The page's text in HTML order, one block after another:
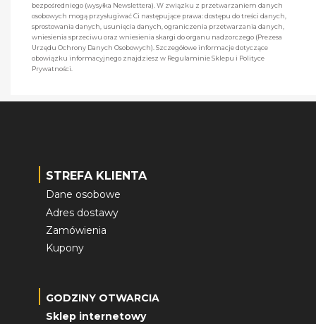
bezpośredniego (wysyłka Newslettera). W związku z przetwarzaniem danych
osobowych mogą przysługiwać Ci następujące prawa: dostępu do treści danych,
sprostowania danych, usunięcia danych, ograniczenia przetwarzania danych,
wniesienia sprzeciwu oraz wniesienia skargi do organu nadzorczego (Prezesa
Urzędu Ochrony Danych Osobowych). Szczegółowe informacje dotyczące
obowiązku informacyjnego znajdziesz w Regulaminie Sklepu i Polityce
Prywatności.
STREFA KLIENTA
Dane osobowe
Adres dostawy
Zamówienia
Kupony
GODZINY OTWARCIA
Sklep internetowy